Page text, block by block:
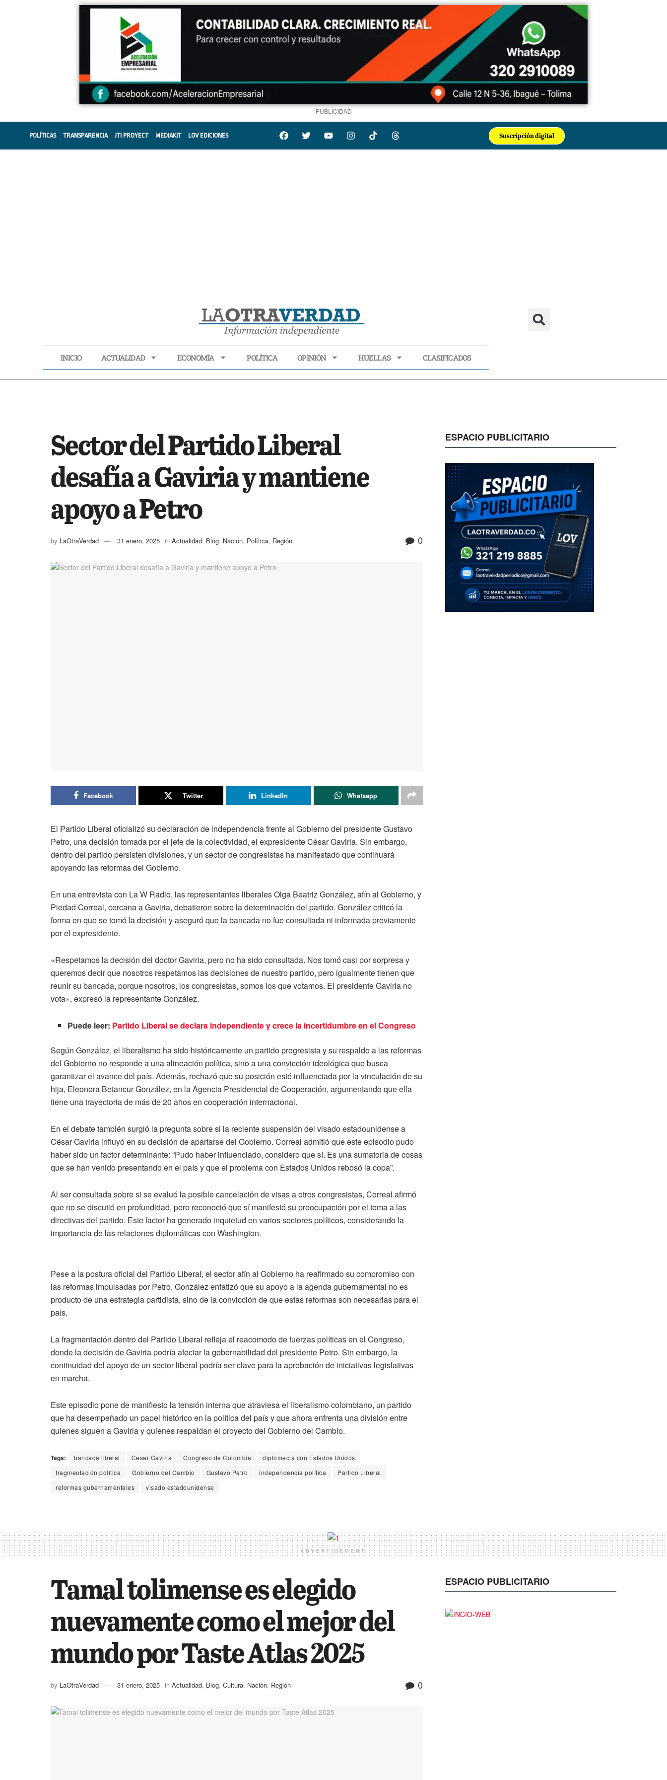
PUBLICIDAD
POLÍTICAS TRANSPARENCIA JTI PROYECT MEDIAKIT LOV EDICIONES Suscripción digital
INICIO ACTUALIDAD ECONOMÍA POLÍTICA OPINIÓN HUELLAS CLASIFICADOS
Sector del Partido Liberal
desafía a Gaviria y mantiene
apoyo a Petro
by LaOtraVerdad 31 enero, 2025 in Actualidad, Blog, Nación, Política, Región 0
Facebook Twitter LinkedIn Whatsapp
El Partido Liberal oficializó su declaración de independencia frente al Gobierno del presidente Gustavo
Petro, una decisión tomada por el jefe de la colectividad, el expresidente César Gaviria. Sin embargo,
dentro del partido persisten divisiones, y un sector de congresistas ha manifestado que continuará
apoyando las reformas del Gobierno.
En una entrevista con La W Radio, las representantes liberales Olga Beatriz González, afín al Gobierno, y
Piedad Correal, cercana a Gaviria, debatieron sobre la determinación del partido. González criticó la
forma en que se tomó la decisión y aseguró que la bancada no fue consultada ni informada previamente
por el expresidente.
«Respetamos la decisión del doctor Gaviria, pero no ha sido consultada. Nos tomó casi por sorpresa y
queremos decir que nosotros respetamos las decisiones de nuestro partido, pero igualmente tienen que
reunir su bancada, porque nosotros, los congresistas, somos los que votamos. El presidente Gaviria no
vota», expresó la representante González.
Puede leer: Partido Liberal se declara independiente y crece la incertidumbre en el Congreso
Según González, el liberalismo ha sido históricamente un partido progresista y su respaldo a las reformas
del Gobierno no responde a una alineación política, sino a una convicción ideológica que busca
garantizar el avance del país. Además, rechazó que su posición esté influenciada por la vinculación de su
hija, Eleonora Betancur González, en la Agencia Presidencial de Cooperación, argumentando que ella
tiene una trayectoria de más de 20 años en cooperación internacional.
En el debate también surgió la pregunta sobre si la reciente suspensión del visado estadounidense a
César Gaviria influyó en su decisión de apartarse del Gobierno. Correal admitió que este episodio pudo
haber sido un factor determinante: “Pudo haber influenciado, considero que sí. Es una sumatoria de cosas
que se han venido presentando en el país y que el problema con Estados Unidos rebosó la copa”.
Al ser consultada sobre si se evaluó la posible cancelación de visas a otros congresistas, Correal afirmó
que no se discutió en profundidad, pero reconoció que sí manifestó su preocupación por el tema a las
directivas del partido. Este factor ha generado inquietud en varios sectores políticos, considerando la
importancia de las relaciones diplomáticas con Washington.
Pese a la postura oficial del Partido Liberal, el sector afín al Gobierno ha reafirmado su compromiso con
las reformas impulsadas por Petro. González enfatizó que su apoyo a la agenda gubernamental no es
producto de una estrategia partidista, sino de la convicción de que estas reformas son necesarias para el
país.
La fragmentación dentro del Partido Liberal refleja el reacomodo de fuerzas políticas en el Congreso,
donde la decisión de Gaviria podría afectar la gobernabilidad del presidente Petro. Sin embargo, la
continuidad del apoyo de un sector liberal podría ser clave para la aprobación de iniciativas legislativas
en marcha.
Este episodio pone de manifiesto la tensión interna que atraviesa el liberalismo colombiano, un partido
que ha desempeñado un papel histórico en la política del país y que ahora enfrenta una división entre
quienes siguen a Gaviria y quienes respaldan el proyecto del Gobierno del Cambio.
Tags: bancada liberal Cesar Gaviria Congreso de Colombia
diplomacia con Estados Unidos
fragmentación política
Gobierno del Cambio Gustavo Petro independencia política
Partido Liberal
reformas gubernamentales
visado estadounidense
ESPACIO PUBLICITARIO
ADVERTISEMENT
Tamal tolimense es elegido
nuevamente como el mejor del
mundo por Taste Atlas 2025
by LaOtraVerdad 31 enero, 2025 in Actualidad, Blog, Cultura, Nación, Región 0
ESPACIO PUBLICITARIO